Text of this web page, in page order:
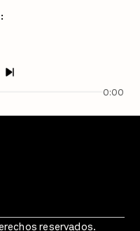
0:00
reservados.